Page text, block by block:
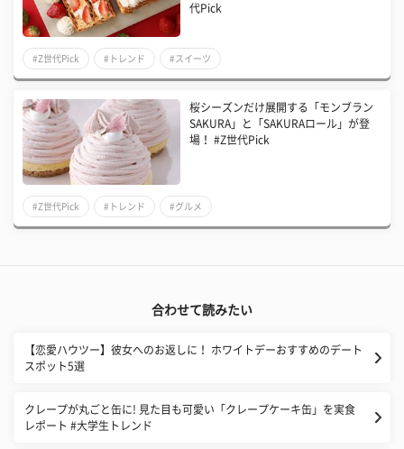
代Pick
#Z世代Pick #トレンド #スイーツ
桜シーズンだけ展開する「モンブラン
SAKURA」と「SAKURAロール」が登
場！ #Z世代Pick
#Z世代Pick #トレンド #グルメ
合わせて読みたい
【恋愛ハウツー】彼女へのお返しに！ ホワイトデーおすすめのデート
スポット5選
クレープが丸ごと缶に! 見た目も可愛い「クレープケーキ缶」を実食
レポート #大学生トレンド